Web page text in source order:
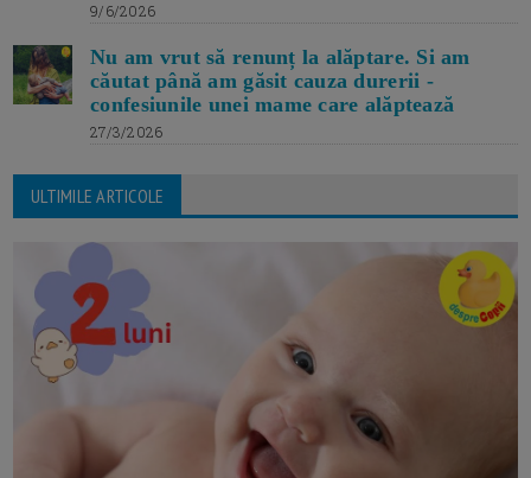
9/6/2026
Nu am vrut să renunț la alăptare. Si am
căutat până am găsit cauza durerii -
confesiunile unei mame care alăptează
27/3/2026
ULTIMILE ARTICOLE